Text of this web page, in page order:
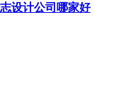
设计公司哪家好